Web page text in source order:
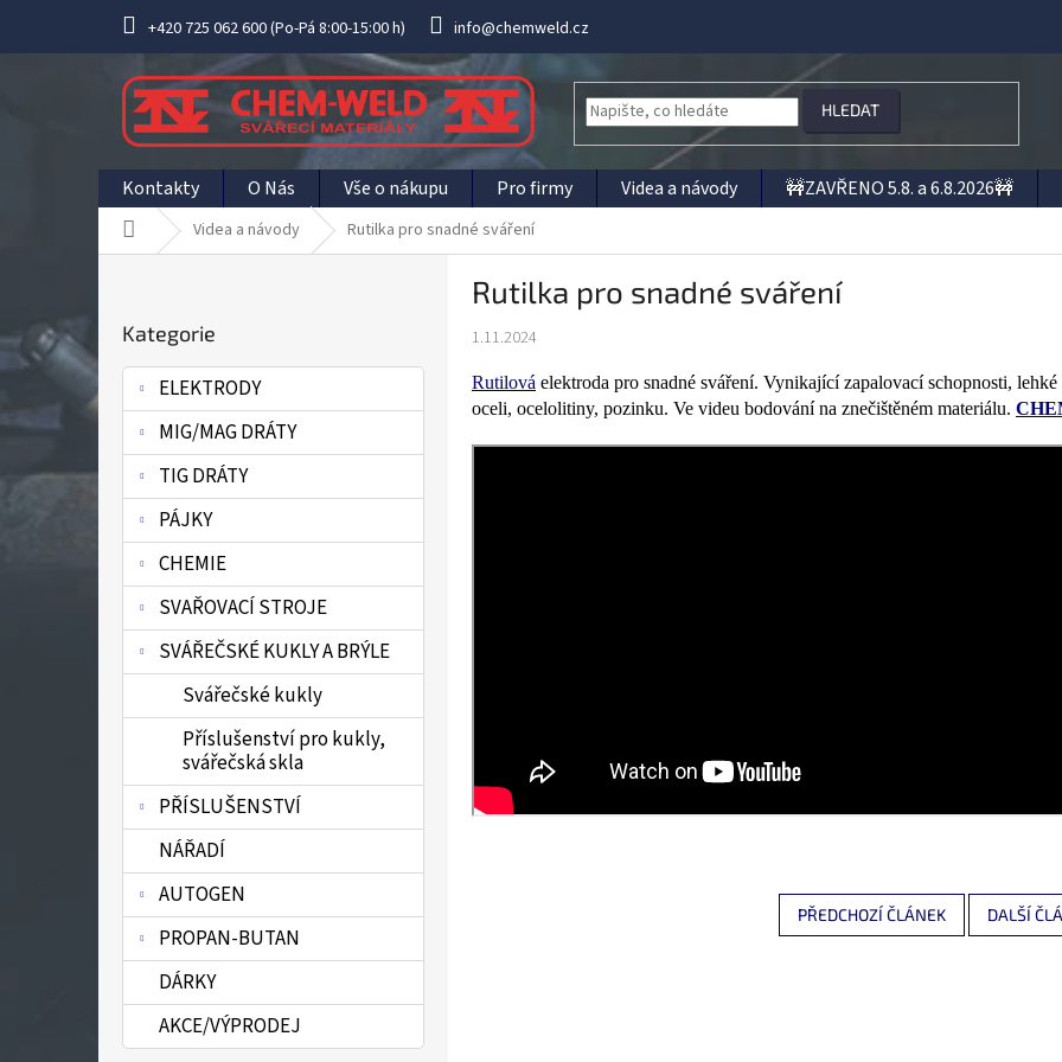
obsah
+420 725 062 600 (Po-Pá 8:00-15:00 h) info@chemweld.cz
HLEDAT
Kontakty O Nás Vše o nákupu Pro firmy Videa a návody 🚧ZAVŘENO 5.8. a 6.8.2026🚧
Domů Videa a návody Rutilka pro snadné sváření
r
a
í
kategorie
Kategorie
ELEKTRODY
MIG/MAG DRÁTY
TIG DRÁTY
PÁJKY
CHEMIE
SVAŘOVACÍ STROJE
SVÁŘEČSKÉ KUKLY A BRÝLE
Svářečské kukly
Příslušenství pro kukly,
svářečská skla
PŘÍSLUŠENSTVÍ
NÁŘADÍ
AUTOGEN
PROPAN-BUTAN
DÁRKY
AKCE/VÝPRODEJ
Rutilka pro snadné sváření
1.11.2024
Rutilová elektroda pro snadné sváření. Vynikající zapalovací schopnosti,
oceli, ocelolitiny, pozinku. Ve videu bodování na znečištěném materiálu.
PŘEDCHOZÍ ČLÁNEK DALŠÍ